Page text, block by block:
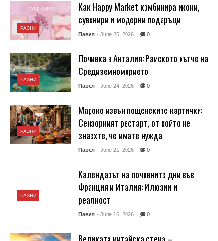
РАЗНИ
Как Happy Market комбинира икони,
сувенири и модерни подаръци
Павел - June 25, 2026 0
РАЗНИ
Почивка в Анталия: Райското кътче на
Средиземноморието
Павел - June 24, 2026 0
РАЗНИ
Мароко извън пощенските картички:
Сензорният рестарт, от който не
знаехте, че имате нужда
Павел - June 21, 2026 0
РАЗНИ
Календарът на почивните дни във
Франция и Италия: Илюзии и
реалност
Павел - June 16, 2026 0
РАЗНИ